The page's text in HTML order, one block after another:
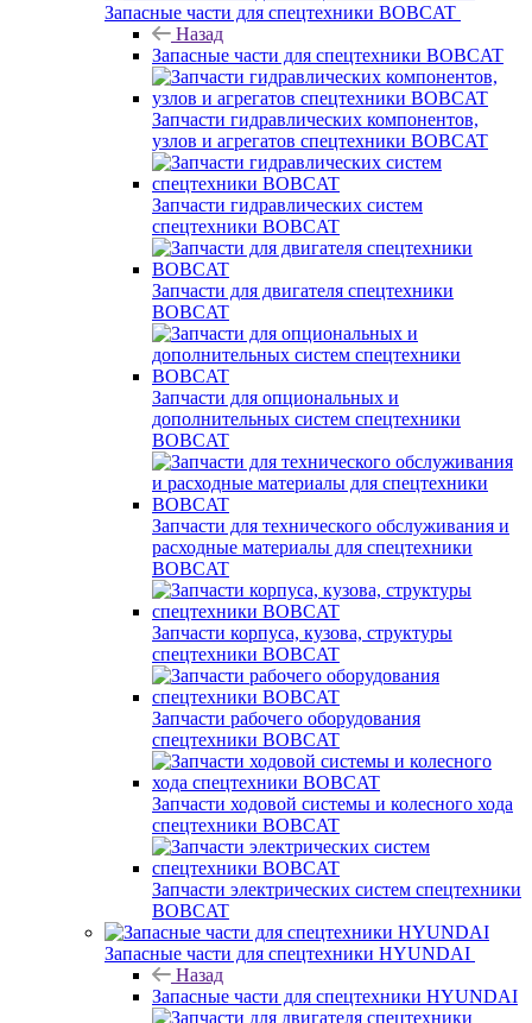
Запасные части для спецтехники BOBCAT
Назад
Запасные части для спецтехники BOBCAT
Запчасти гидравлических компонентов,
узлов и агрегатов спецтехники BOBCAT
Запчасти гидравлических систем
спецтехники BOBCAT
Запчасти для двигателя спецтехники
BOBCAT
Запчасти для опциональных и
дополнительных систем спецтехники
BOBCAT
Запчасти для технического обслуживания и
расходные материалы для спецтехники
BOBCAT
Запчасти корпуса, кузова, структуры
спецтехники BOBCAT
Запчасти рабочего оборудования
спецтехники BOBCAT
Запчасти ходовой системы и колесного хода
спецтехники BOBCAT
Запчасти электрических систем спецтехники
BOBCAT
Запасные части для спецтехники HYUNDAI
Назад
Запасные части для спецтехники HYUNDAI